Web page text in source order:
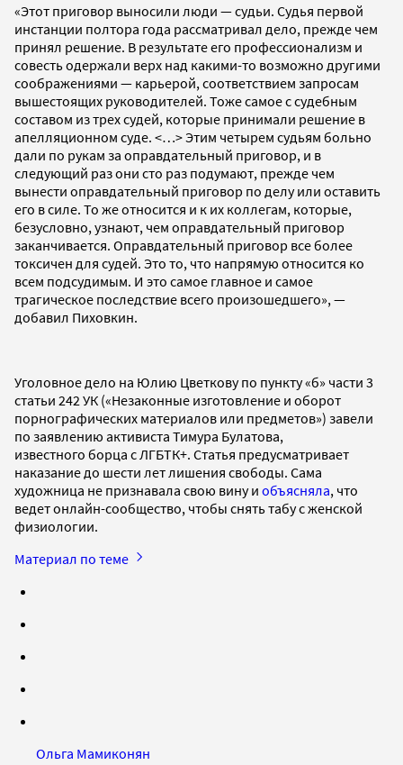
«Этот приговор выносили люди — судьи. Судья первой
инстанции полтора года рассматривал дело, прежде чем
принял решение. В результате его профессионализм и
совесть одержали верх над какими-то возможно другими
соображениями — карьерой, соответствием запросам
вышестоящих руководителей. Тоже самое с судебным
составом из трех судей, которые принимали решение в
апелляционном суде. <…> Этим четырем судьям больно
дали по рукам за оправдательный приговор, и в
следующий раз они сто раз подумают, прежде чем
вынести оправдательный приговор по делу или оставить
его в силе. То же относится и к их коллегам, которые,
безусловно, узнают, чем оправдательный приговор
заканчивается. Оправдательный приговор все более
токсичен для судей. Это то, что напрямую относится ко
всем подсудимым. И это самое главное и самое
трагическое последствие всего произошедшего», —
добавил Пиховкин.
Уголовное дело на Юлию Цветкову по пункту «б» части 3
статьи 242 УК («Незаконные изготовление и оборот
порнографических материалов или предметов») завели
по заявлению активиста Тимура Булатова,
известного борца с ЛГБТК+. Статья предусматривает
наказание до шести лет лишения свободы. Сама
художница не признавала свою вину и объясняла, что
ведет онлайн-сообщество, чтобы снять табу с женской
физиологии.
Материал по теме
Ольга Мамиконян